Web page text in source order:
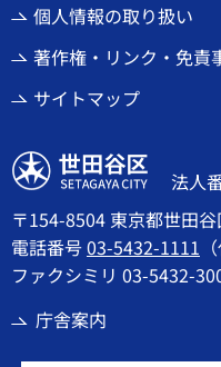
個人情報の取り扱い
著作権・リンク・免責
サイトマップ
世田谷区
法人
〒154-8504 東京都世田
電話番号03-5432-1111
ファクシミリ 03-5432-
庁舎案内